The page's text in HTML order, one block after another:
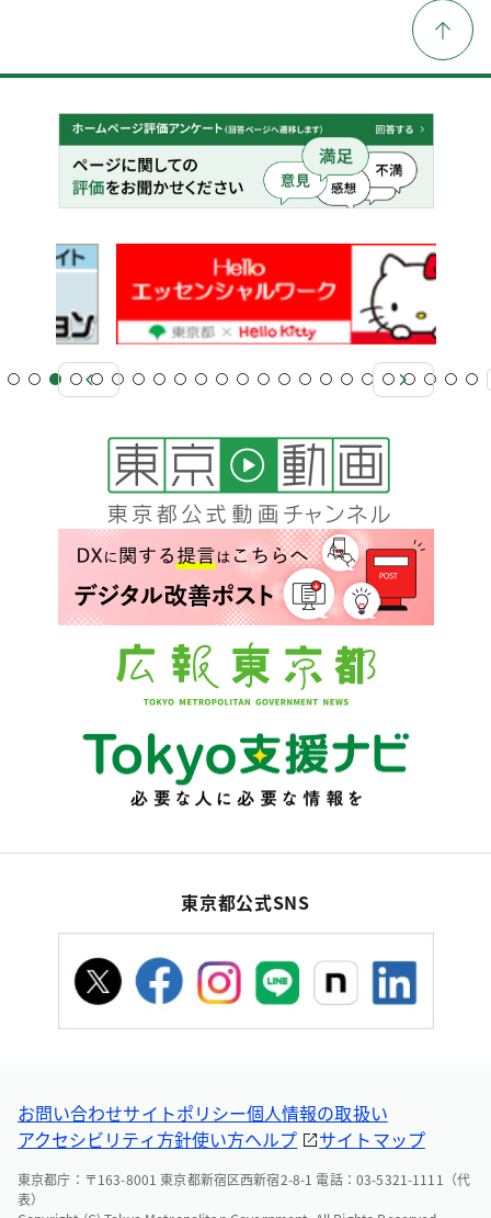
東京都公式SNS
お問い合わせサイトポリシー個人情報の取扱い
アクセシビリティ方針使い方ヘルプ サイトマップ
東京都庁：〒163-8001 東京都新宿区西新宿2-8-1 電話：03-5321-1111（代
表）